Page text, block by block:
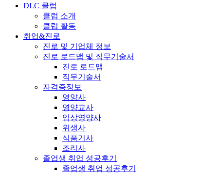
DLC 클럽
클럽 소개
클럽 활동
취업&진로
진로 및 기업체 정보
진로 로드맵 및 직무기술서
진로 로드맵
직무기술서
자격증정보
영양사
영양교사
임상영양사
위생사
식품기사
조리사
졸업생 취업 성공후기
졸업생 취업 성공후기